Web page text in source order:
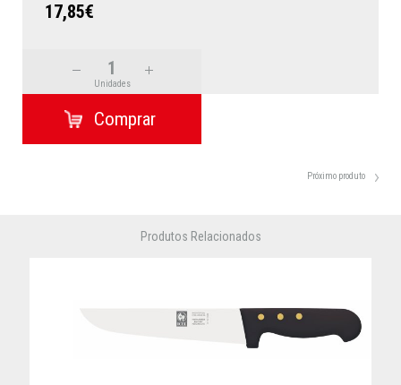
17,85€
Unidades
Próximo produto
Produtos Relacionados